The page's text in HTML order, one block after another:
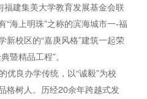
福建集美大学教育发展基金会联
“海上明珠”之称的滨海城市一-福
新校区的“嘉庚风格”建筑一起荣
暨精品工程”。
优良办学传统，以“诚毅”为校
格树人。历经20余年跨越式发